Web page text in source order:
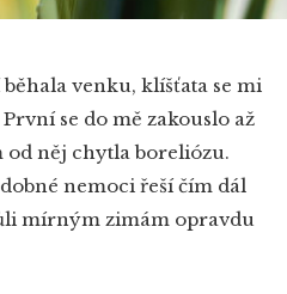
venku, klíšťata se mi
se do mě zakouslo až
od něj chytla boreliózu.
nemoci řeší čím dál
mírným zimám opravdu